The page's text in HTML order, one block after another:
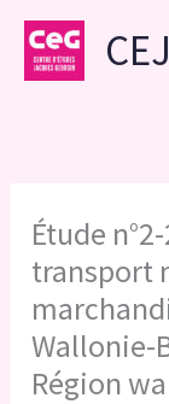
Aller
contenu
Étude
transport
Wallonie-
Région